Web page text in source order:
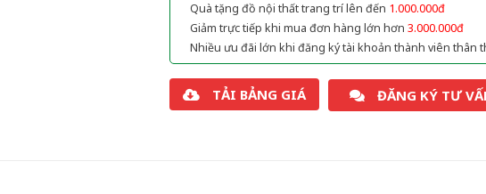
Quà tặng đồ nội thất trang trí lên đến 1.000.000đ
Giảm trực tiếp khi mua đơn hàng lớn hơn 3.000.000đ
Nhiều ưu đãi lớn khi đăng ký tài khoản thành viên thân
TẢI BẢNG GIÁ ĐĂNG KÝ TƯ